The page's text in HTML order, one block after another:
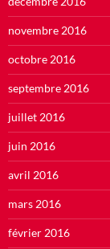
novembre 2016
octobre 2016
septembre 2016
juillet 2016
juin 2016
avril 2016
mars 2016
février 2016